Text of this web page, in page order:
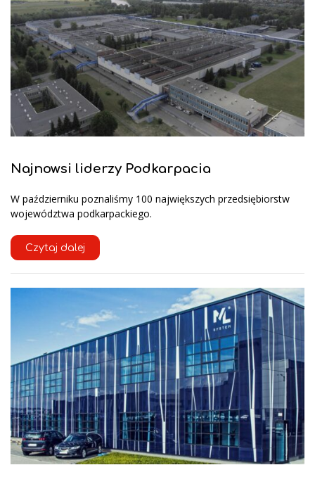
Najnowsi liderzy Podkarpacia
W październiku poznaliśmy 100 największych przedsiębiorstw
województwa podkarpackiego.
Czytaj dalej